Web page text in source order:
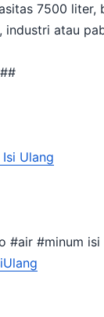
7500 liter,
industri atau
Ulang
#air #minum isi